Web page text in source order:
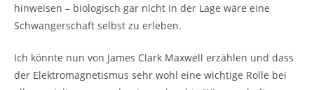
hinweisen – biologisch gar nicht in der Lage wäre eine
Schwangerschaft selbst zu erleben.
Ich könnte nun von James Clark Maxwell erzählen und dass
der Elektromagnetismus sehr wohl eine wichtige Rolle bei